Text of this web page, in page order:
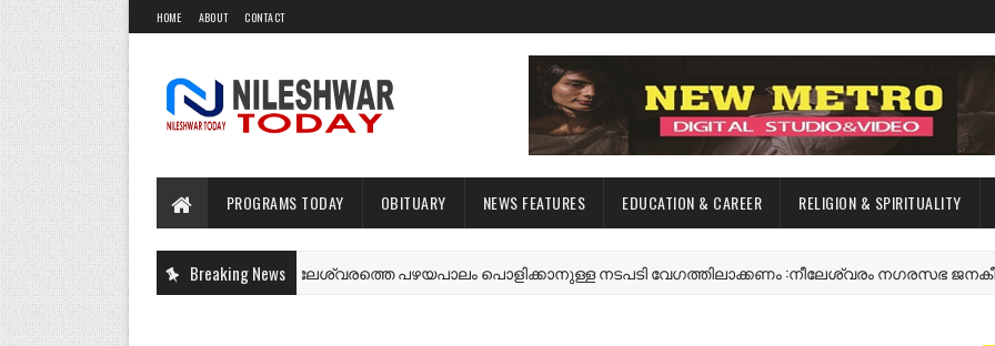
HOME ABOUT CONTACT
PROGRAMS TODAY OBITUARY NEWS FEATURES EDUCATION & CAREER RELIGION & SPIRITUALITY
Breaking News
NEWS FEATURES നീലേശ്വരത്തെ പഴയപാലം പൊളിക്കാനുള്ള നടപടി വേഗത്തിലാക്കണം :നീലേശ്വരം നഗരസഭ ജനകീയ